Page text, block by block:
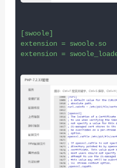
[swoole]
extension = swoole.so